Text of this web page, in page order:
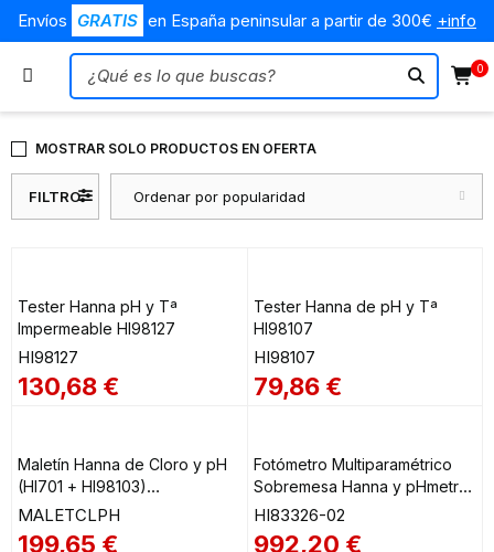
Envíos GRATIS en España peninsular a partir de 300€ +info
0
FILTRO Ordenar por popularidad
MOSTRAR SOLO PRODUCTOS EN OFERTA
Tester Hanna pH y Tª
Impermeable HI98127
HI98127
130,68 €
Tester Hanna de pH y Tª
HI98107
HI98107
79,86 €
Maletín Hanna de Cloro y pH
(HI701 + HI98103)
MALETCLPH
MALETCLPH
199,65 €
Fotómetro Multiparamétrico
Sobremesa Hanna y pHmetro
Para Piscinas y Spas HI83326-
HI83326-02
992,20 €